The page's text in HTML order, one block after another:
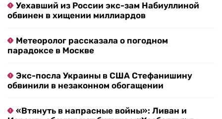
Уехавший из России экс-зам Набиуллиной
обвинен в хищении миллиардов
Метеоролог рассказала о погодном
парадоксе в Москве
Экс-посла Украины в США Стефанишину
обвинили в незаконном обогащении
«Втянуть в напрасные войны»: Ливан и